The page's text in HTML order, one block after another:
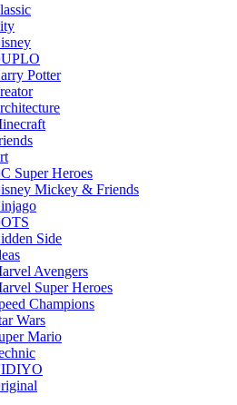
Potter
Super Heroes
Mickey & Friends
Side
Avengers
Super Heroes
Champions
Wars
Mario